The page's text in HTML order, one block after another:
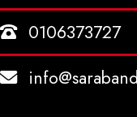
0106373727